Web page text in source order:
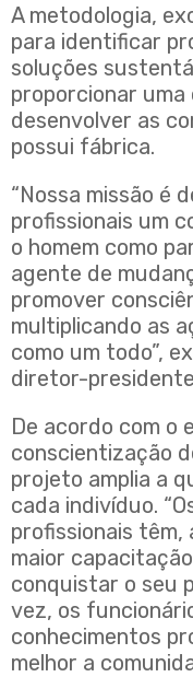
A metodologia,
para identificar
soluções
proporcionar uma
desenvolver as
possui fábrica.
“Nossa missão é
profissionais um
o homem como
agente de
promover
multiplicando as
como um todo”,
diretor-
De acordo com o
conscientização
projeto amplia a
cada indivíduo.
profissionais
maior
conquistar o seu
vez, os
conhecimentos
melhor a